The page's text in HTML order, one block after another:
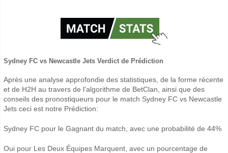
Sydney FC vs Newcastle Jets Verdict de Prédiction
Après une analyse approfondie des statistiques, de la forme récente
et de H2H au travers de l'algorithme de BetClan, ainsi que des
conseils des pronostiqueurs pour le match Sydney FC vs Newcastle
Jets ceci est notre Prédiction:
Sydney FC pour le Gagnant du match, avec une probabilité de 44%
Oui pour Les Deux Équipes Marquent, avec un pourcentage de